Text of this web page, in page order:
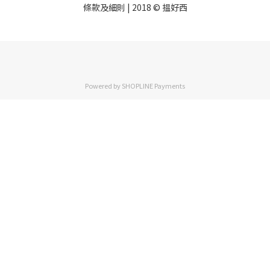
條款及細則 | 2018 © 揾好西
Powered bySHOPLINE Payments